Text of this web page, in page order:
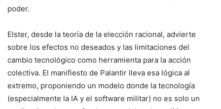
poder.
Elster, desde la teoría de la elección racional, advierte
sobre los efectos no deseados y las limitaciones del
cambio tecnológico como herramienta para la acción
colectiva. El manifiesto de Palantir lleva esa lógica al
extremo, proponiendo un modelo donde la tecnología
(especialmente la IA y el software militar) no es solo un